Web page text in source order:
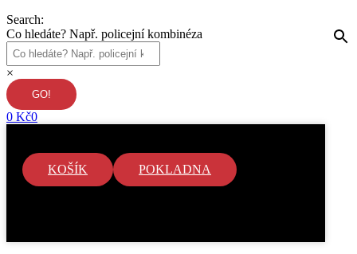
Search:
Co hledáte? Např. policejní kombinéza
×
0 Kč0
KOŠÍK POKLADNA